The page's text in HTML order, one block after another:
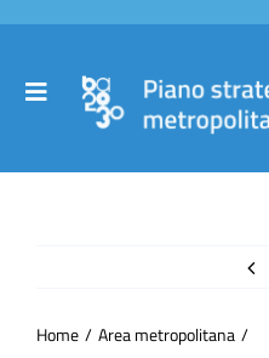
Salta
contenuto
Toggle
Home Area metropolitana